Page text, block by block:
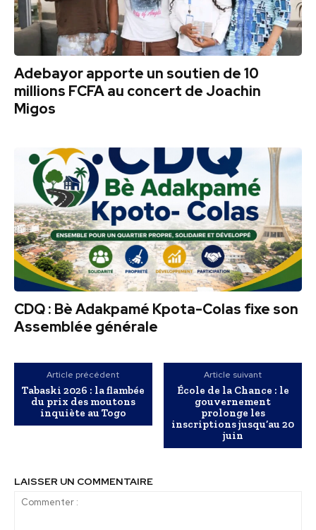
Adebayor apporte un soutien de 10
millions FCFA au concert de Joachin
Migos
CDQ : Bè Adakpamé Kpota-Colas fixe son
Assemblée générale
Article précédent
Tabaski 2026 : la flambée
du prix des moutons
inquiète au Togo
Article suivant
École de la Chance : le
gouvernement
prolonge les
inscriptions jusqu’au 20
juin
LAISSER UN COMMENTAIRE